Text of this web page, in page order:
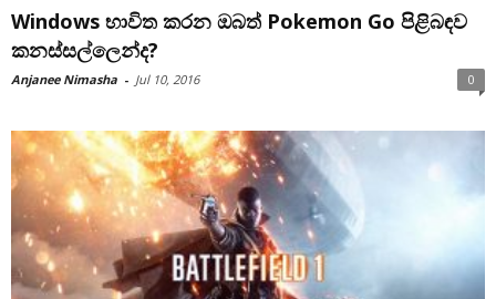
Windows භාවිත කරන ඔබත් Pokemon Go පිළිබඳව
කනස්සල්ලෙන්ද?
Anjanee Nimasha - Jul 10, 2016 0